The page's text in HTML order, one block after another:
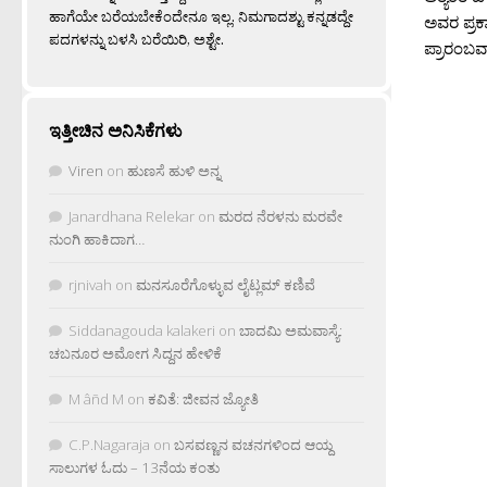
ಅವರ
ಹಾಗೆಯೇ ಬರೆಯಬೇಕೆಂದೇನೂ ಇಲ್ಲ. ನಿಮಗಾದಶ್ಟು ಕನ್ನಡದ್ದೇ
ಪದಗಳನ್ನು ಬಳಸಿ ಬರೆಯಿರಿ, ಅಶ್ಟೇ.
ಇತ್ತೀಚಿನ ಅನಿಸಿಕೆಗಳು
Viren on ಹುಣಸೆ ಹುಳಿ ಅನ್ನ
Janardhana Relekar on ಮರದ ನೆರಳನು ಮರವೇ
ನುಂಗಿ ಹಾಕಿದಾಗ…
rjnivah on ಮನಸೂರೆಗೊಳ್ಳುವ ಲೈಟ್ಲಮ್ ಕಣಿವೆ
Siddanagouda kalakeri on ಬಾದಮಿ ಅಮವಾಸ್ಯೆ:
ಚಬನೂರ ಅಮೋಗ ಸಿದ್ದನ ಹೇಳಿಕೆ
M âñd M on ಕವಿತೆ: ಜೀವನ ಜ್ಯೋತಿ
C.P.Nagaraja on ಬಸವಣ್ಣನ ವಚನಗಳಿಂದ ಆಯ್ದ
ಸಾಲುಗಳ ಓದು – 13ನೆಯ ಕಂತು